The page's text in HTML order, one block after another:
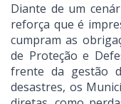
Diante de um
reforça que é
cumpram as
de Proteção e
frente da gestão
desastres, os